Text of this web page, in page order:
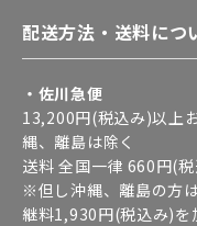
配送方法・送料につ
・佐川急便
13,200円(税込み)以上
縄、離島は除く
送料 全国一律 660円(
※但し沖縄、離島の方
継料1,930円(税込み)を